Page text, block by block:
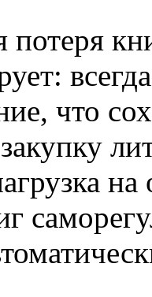
потеря
что